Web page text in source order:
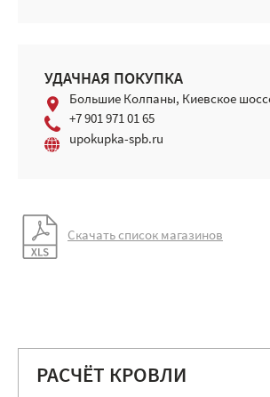
УДАЧНАЯ ПОКУПКА
Большие Колпаны, Киевское
+7 901 971 01 65
upokupka-spb.ru
Скачать список магазинов
РАСЧЁТ КРОВЛИ